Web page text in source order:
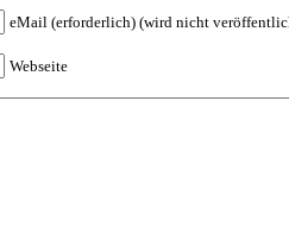
eMail (erforderlich) (wird nicht
Webseite